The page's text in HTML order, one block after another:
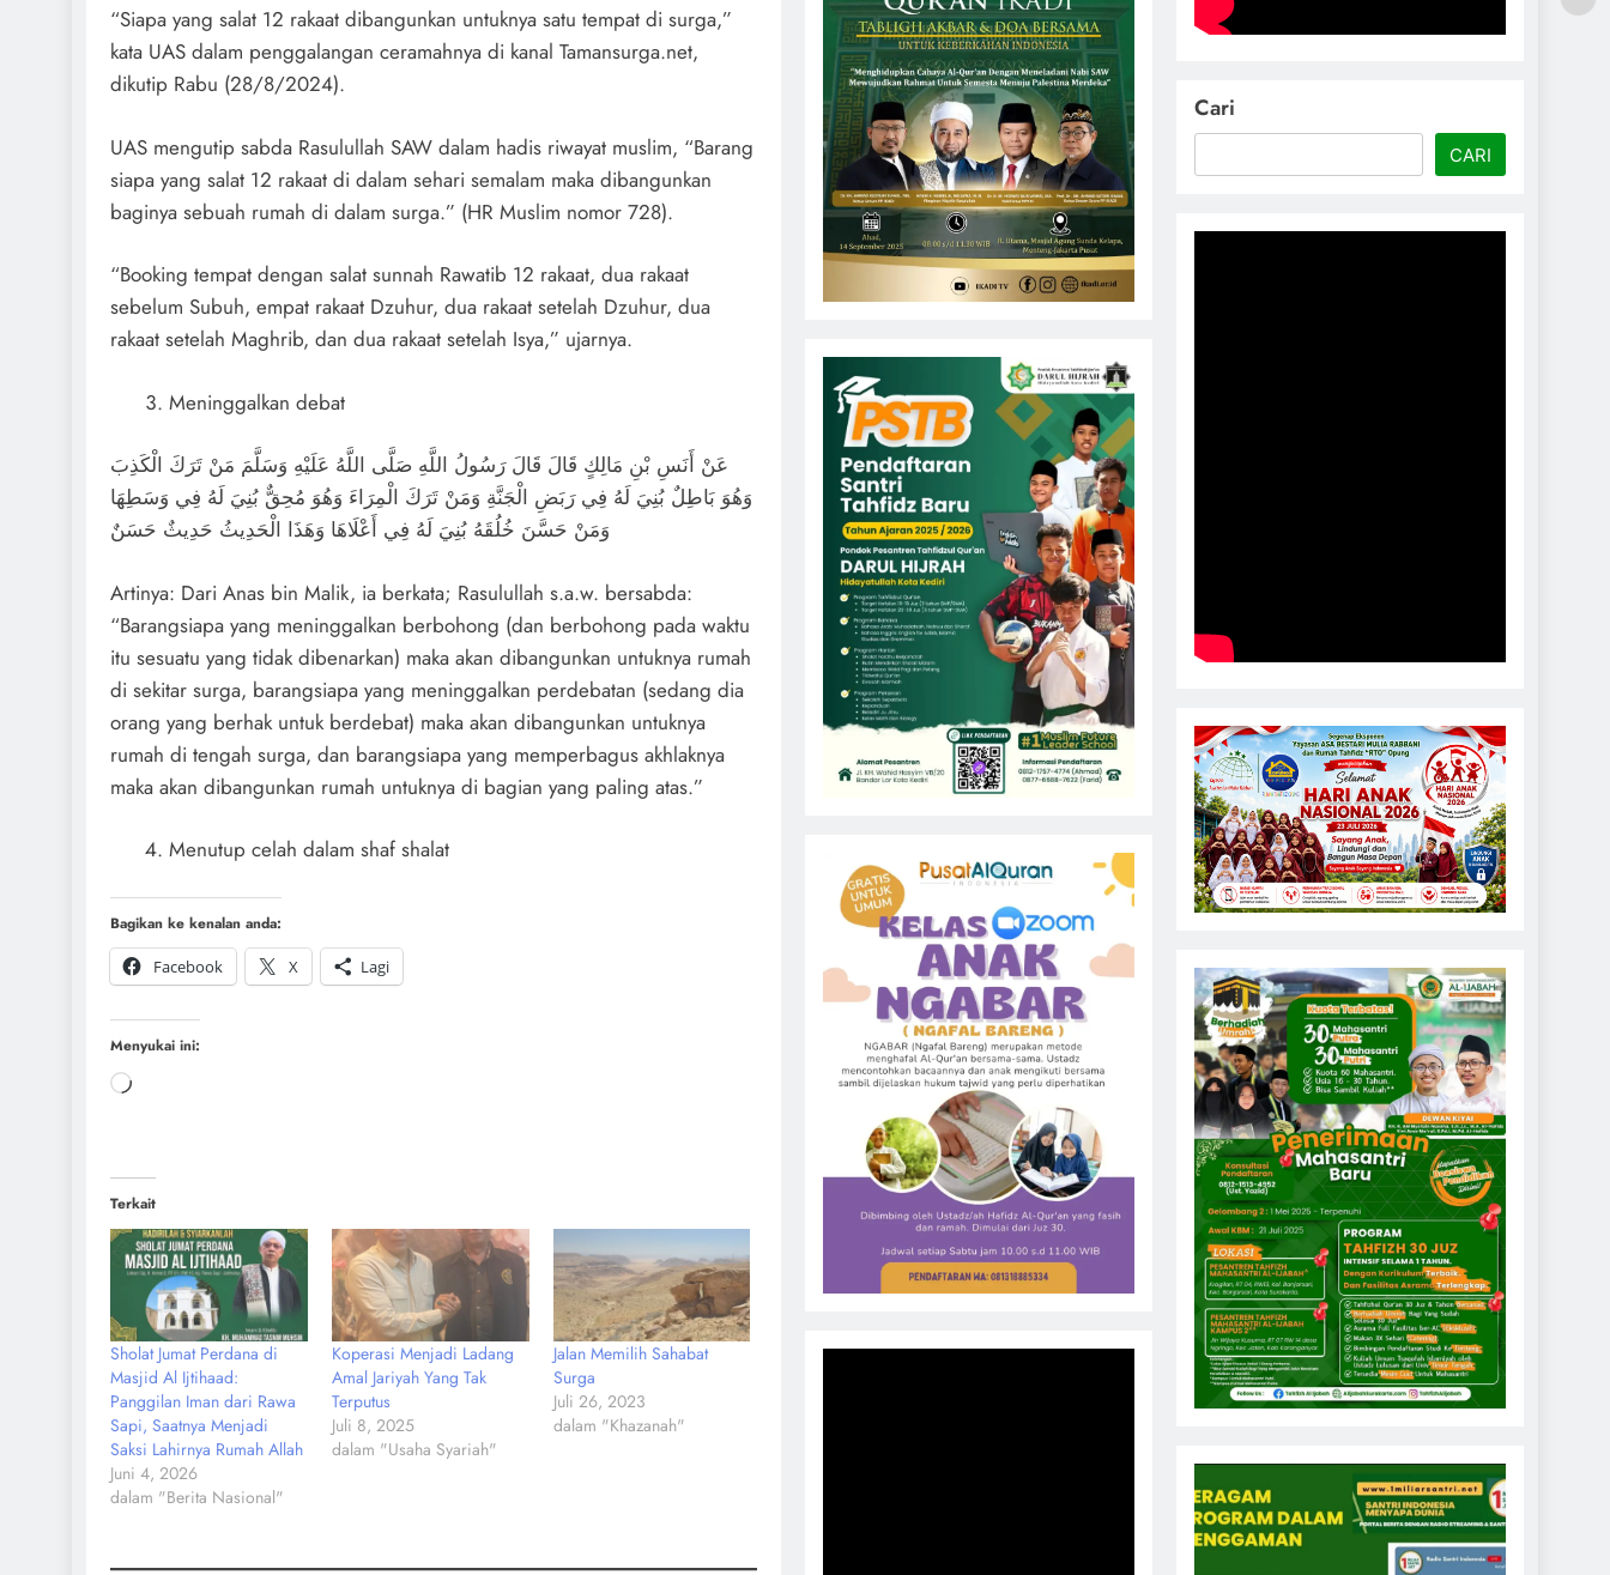
“Siapa yang salat 12 rakaat dibangunkan untuknya satu tempat di surga,”
kata UAS dalam penggalangan ceramahnya di kanal Tamansurga.net,
dikutip Rabu (28/8/2024).
UAS mengutip sabda Rasulullah SAW dalam hadis riwayat muslim, “Barang
siapa yang salat 12 rakaat di dalam sehari semalam maka dibangunkan
baginya sebuah rumah di dalam surga.” (HR Muslim nomor 728).
“Booking tempat dengan salat sunnah Rawatib 12 rakaat, dua rakaat
sebelum Subuh, empat rakaat Dzuhur, dua rakaat setelah Dzuhur, dua
rakaat setelah Maghrib, dan dua rakaat setelah Isya,” ujarnya.
Meninggalkan debat
عَنْ أَنَسِ بْنِ مَالِكٍ قَالَ قَالَ رَسُولُ اللَّهِ صَلَّى اللَّهُ عَلَيْهِ وَسَلَّمَ مَنْ تَرَكَ الْكَذِبَ
وَهُوَ بَاطِلٌ بُنِيَ لَهُ فِي رَبَضِ الْجَنَّةِ وَمَنْ تَرَكَ الْمِرَاءَ وَهُوَ مُحِقٌّ بُنِيَ لَهُ فِي وَسَطِهَا
وَمَنْ حَسَّنَ خُلُقَهُ بُنِيَ لَهُ فِي أَعْلَاهَا وَهَذَا الْحَدِيثُ حَدِيثٌ حَسَنٌ
Artinya: Dari Anas bin Malik, ia berkata; Rasulullah s.a.w. bersabda:
“Barangsiapa yang meninggalkan berbohong (dan berbohong pada waktu
itu sesuatu yang tidak dibenarkan) maka akan dibangunkan untuknya rumah
di sekitar surga, barangsiapa yang meninggalkan perdebatan (sedang dia
orang yang berhak untuk berdebat) maka akan dibangunkan untuknya
rumah di tengah surga, dan barangsiapa yang memperbagus akhlaknya
maka akan dibangunkan rumah untuknya di bagian yang paling atas.”
Menutup celah dalam shaf shalat
Bagikan ke kenalan anda:
Facebook
X Lagi
Menyukai ini:
Terkait
Sholat Jumat Perdana di
Masjid Al Ijtihaad:
Panggilan Iman dari Rawa
Sapi, Saatnya Menjadi
Saksi Lahirnya Rumah Allah
Juni 4, 2026
dalam "Berita Nasional"
Koperasi Menjadi Ladang
Amal Jariyah Yang Tak
Terputus
Juli 8, 2025
dalam "Usaha Syariah"
Jalan Memilih Sahabat
Surga
Juli 26, 2023
dalam "Khazanah"
Cari
CARI